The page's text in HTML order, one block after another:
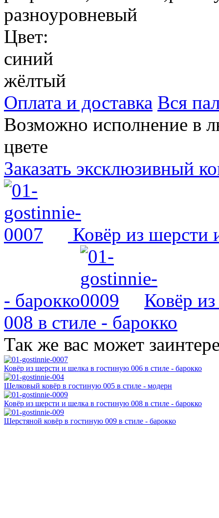
разноуровневый
Цвет:
синий
жёлтый
Оплата и доставка Вся
Возможно исполнение в
цвете
Заказать эксклюзивный
Ковёр из шерсти
- барокко
Ковёр
008 в стиле - барокко
Так же вас может
Ковёр из шерсти и шелка в гостиную 006 в стиле - барокко
Шелковый ковёр в гостиную 005 в стиле - модерн
Ковёр из шерсти и шелка в гостиную 008 в стиле - барокко
Шерстяной ковёр в гостиную 009 в стиле - барокко